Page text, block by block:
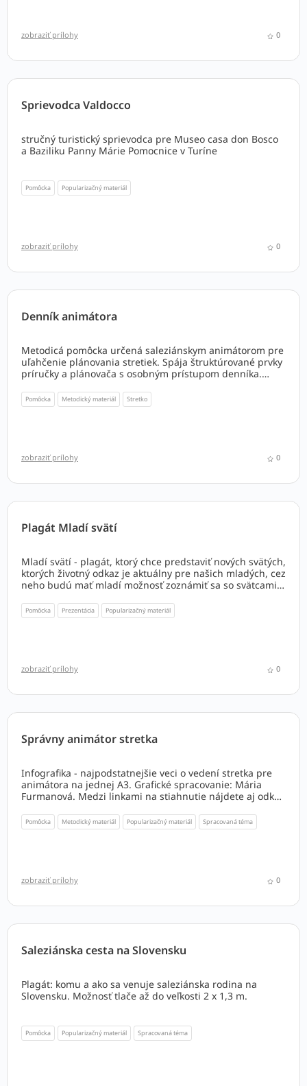
zobraziť prílohy 0
Sprievodca Valdocco
stručný turistický sprievodca pre Museo casa don Bosco
a Baziliku Panny Márie Pomocnice v Turíne
Pomôcka Popularizačný materiál
zobraziť prílohy 0
Denník animátora
Metodicá pomôcka určená saleziánskym animátorom pre
uľahčenie plánovania stretiek. Spája štruktúrované prvky
príručky a plánovača s osobným prístupom denníka.
zároveň pestuje návyk k reflexii.
Pomôcka Metodický materiál Stretko
zobraziť prílohy 0
Plagát Mladí svätí
Mladí svätí - plagát, ktorý chce predstaviť nových svätých,
ktorých životný odkaz je aktuálny pre našich mladých, cez
neho budú mať mladí možnosť zoznámiť sa so svätcami
Pomôcka Prezentácia Popularizačný materiál
zobraziť prílohy 0
Správny animátor stretka
Infografika - najpodstatnejšie veci o vedení stretka pre
animátora na jednej A3. Grafické spracovanie: Mária
Furmanová. Medzi linkami na stiahnutie nájdete aj odkaz
dajú použiť s animátormi pri príprave ich stretiek.
Pomôcka Metodický materiál Popularizačný materiál Spracovaná téma
zobraziť prílohy 0
Saleziánska cesta na Slovensku
Plagát: komu a ako sa venuje saleziánska rodina na
Slovensku. Možnosť tlače až do veľkosti 2 x 1,3 m.
Pomôcka Popularizačný materiál Spracovaná téma